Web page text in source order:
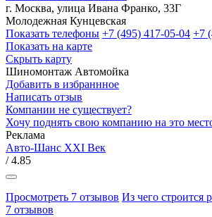
г. Москва, улица Ивана Франко, 33Г
Молодежная Кунцевская
Показать телефоны +7 (495) 417-05-04 +7
Показать на карте
Скрыть карту
Шиномонтаж Автомойка
Добавить в избраннное
Написать отзыв
Компании не существует?
Хочу поднять свою компанию на это
Реклама
Авто-Шанс XXI Век
/ 4.85
Просмотреть 7 отзывов Из чего строится
7 отзывов